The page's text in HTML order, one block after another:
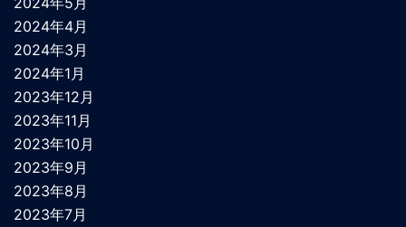
2024年4月
2024年3月
2024年1月
2023年12月
2023年11月
2023年10月
2023年9月
2023年8月
2023年7月